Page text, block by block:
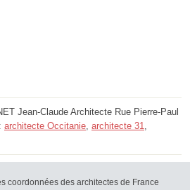
Jean-Claude Architecte Rue Pierre-Paul
architecte Occitanie architecte 31
coordonnées des architectes de France